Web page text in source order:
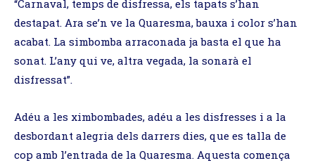
“Carnaval, temps de disfressa, els tapats s’han
destapat. Ara se’n ve la Quaresma, bauxa i color s’han
acabat. La simbomba arraconada ja basta el que ha
sonat. L’any qui ve, altra vegada, la sonarà el
disfressat”.
Adéu a les ximbombades, adéu a les disfresses i a la
desbordant alegria dels darrers dies, que es talla de
cop amb l’entrada de la Quaresma. Aquesta comença